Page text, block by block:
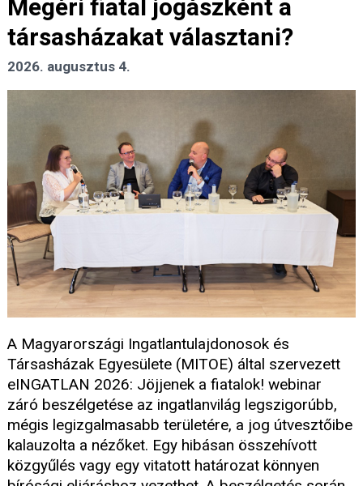
Megéri fiatal jogászként a
társasházakat választani?
2026. augusztus 4.
A Magyarországi Ingatlantulajdonosok és
Társasházak Egyesülete (MITOE) által szervezett
eINGATLAN 2026: Jöjjenek a fiatalok! webinar
záró beszélgetése az ingatlanvilág legszigorúbb,
mégis legizgalmasabb területére, a jog útvesztőibe
kalauzolta a nézőket. Egy hibásan összehívott
közgyűlés vagy egy vitatott határozat könnyen